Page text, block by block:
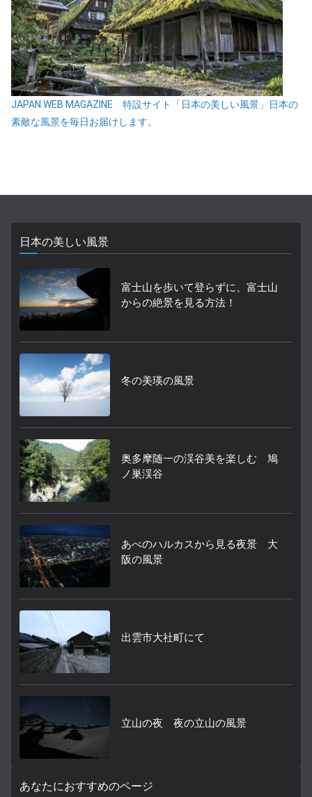
JAPAN WEB MAGAZINE 特設サイト「日本の美しい風景」日本の
素敵な風景を毎日お届けします。
日本の美しい風景
富士山を歩いて登らずに、富士山
からの絶景を見る方法！
冬の美瑛の風景
奥多摩随一の渓谷美を楽しむ 鳩
ノ巣渓谷
あべのハルカスから見る夜景 大
阪の風景
出雲市大社町にて
立山の夜 夜の立山の風景
あなたにおすすめのページ